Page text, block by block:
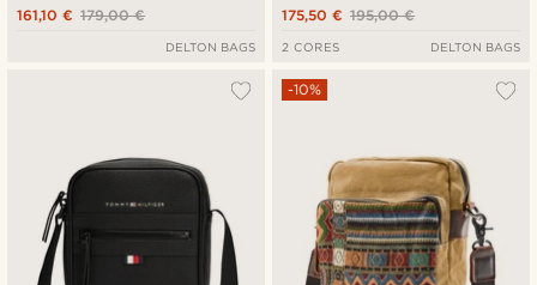
179,00 €
161,10 €
DELTON BAGS
195,00 €
175,50 €
2 CORES DELTON BAGS
-10%